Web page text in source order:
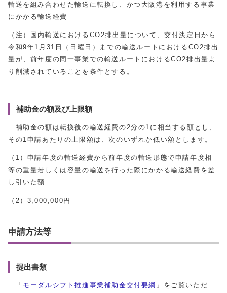
輸送を組み合わせた輸送に転換し、かつ大阪港を利用する事業
にかかる輸送経費
（注）国内輸送におけるCO2排出量について、交付決定日から
令和9年1月31日（日曜日）までの輸送ルートにおけるCO2排出
量が、前年度の同一事業での輸送ルートにおけるCO2排出量よ
り削減されていることを条件とする。
補助金の額及び上限額
補助金の額は転換後の輸送経費の2分の1に相当する額とし、
その1申請あたりの上限額は、次のいずれか低い額とします。
（1）申請年度の輸送経費から前年度の輸送形態で申請年度相
等の重量若しくは容量の輸送を行った際にかかる輸送経費を差
し引いた額
（2）3,000,000円
申請方法等
提出書類
「 モーダルシフト推進事業補助金交付要綱 」をご覧いただ